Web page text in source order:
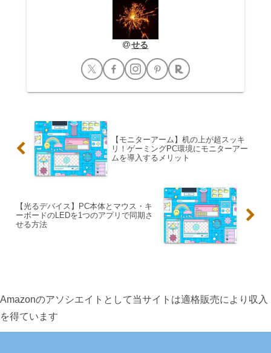
せる
【モニターアーム】机の上が超スッキ
リ！ゲーミングPC環境にモニターアー
ムを導入するメリット
【光るデバイス】PC本体とマウス・キ
ーボードのLEDを1つのアプリで同期さ
せる方法
Amazonのアソシエイトとして当サイトは適格販売により収入
を得ています